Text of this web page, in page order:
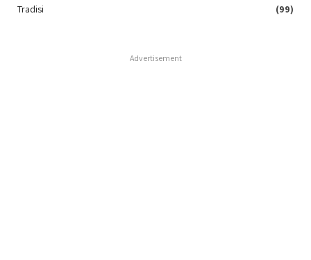
Tradisi
(99)
Advertisement